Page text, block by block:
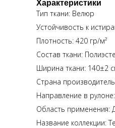
Характеристики
Тип ткани: Велюр
Устойчивость к
Плотность: 420 гр/м²
Состав ткани:
Ширина ткани: 140±2
Страна
Направление в
Область применения:
Название коллекции: